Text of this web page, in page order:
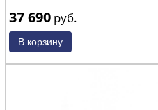
37 690 руб.